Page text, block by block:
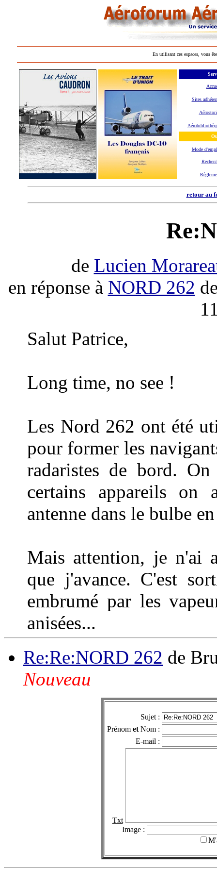
En utilisant ces espaces, vous
Sites
Mode
retour au
de Lucien
en réponse à NORD 262
Salut Patrice,
Long time, no see !
Les Nord 262 ont été
pour former les
radaristes de bord.
certains appareils on
antenne dans le bulbe
Mais attention, je n'ai
que j'avance. C'est
embrumé par les
anisées...
Re:Re:NORD 262 de
Nouveau
Sujet :
Prénom et Nom :
E-mail :
Txt
Image :